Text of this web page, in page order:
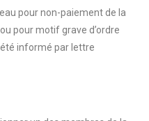
pour non-paiement de la
pour motif grave d’ordre
informé par lettre